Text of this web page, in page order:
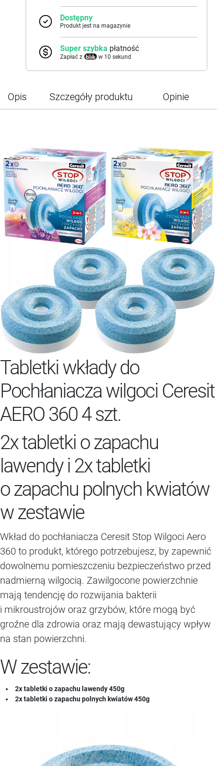
Dostępny
Produkt jest na magazynie
Super szybka płatność
Zapłać z w 10 sekund
Opis Szczegóły produktu Opinie
Tabletki wkłady do
Pochłaniacza wilgoci Ceresit
AERO 360 4 szt.
2x tabletki o zapachu
lawendy i 2x tabletki
o zapachu polnych kwiatów
w zestawie
Wkład do pochłaniacza Ceresit Stop Wilgoci Aero
360 to produkt, którego potrzebujesz, by zapewnić
dowolnemu pomieszczeniu bezpieczeństwo przed
nadmierną wilgocią. Zawilgocone powierzchnie
mają tendencję do rozwijania bakterii
i mikroustrojów oraz grzybów, które mogą być
groźne dla zdrowia oraz mają dewastujący wpływ
na stan powierzchni.
W zestawie:
2x tabletki o zapachu lawendy 450g
2x tabletki o zapachu polnych kwiatów 450g